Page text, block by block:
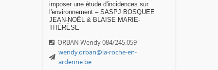
imposer une étude d'incidences sur
l'environnement – SASPJ BOSQUEE
JEAN-NOËL & BLAISE MARIE-
THÉRÈSE
ORBAN Wendy 084/245.059
wendy.orban@la-roche-en-
ardenne.be